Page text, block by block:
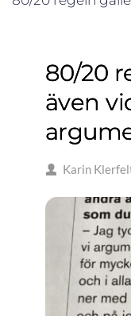
80/20
även
Karin